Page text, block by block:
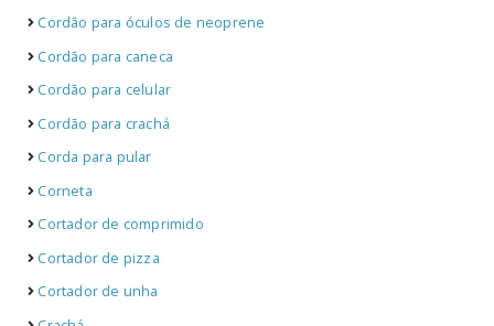
Cordão para óculos de neoprene
Cordão para caneca
Cordão para celular
Cordão para crachá
Corda para pular
Corneta
Cortador de comprimido
Cortador de pizza
Cortador de unha